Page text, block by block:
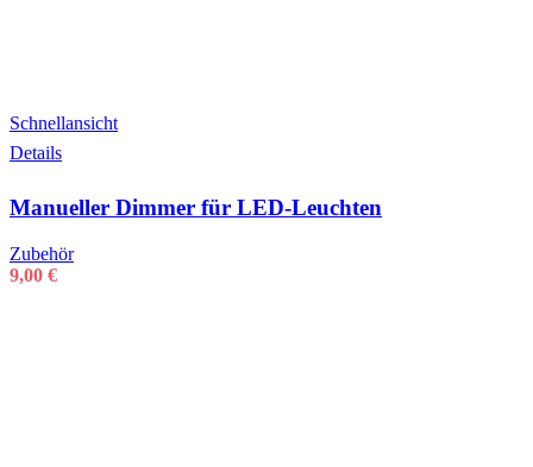
Schnellansicht
Details
Manueller Dimmer für LED-Leuchten
Zubehör
9,00 €